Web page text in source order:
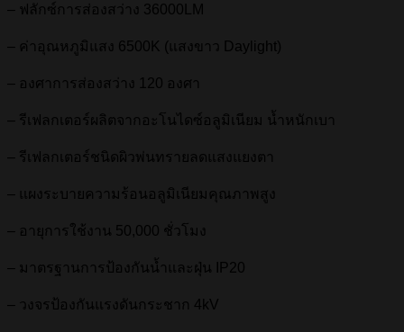
– ฟลักซ์การส่องสว่าง 36000LM
– ค่าอุณหภูมิแสง 6500K (แสงขาว Daylight)
– องศาการส่องสว่าง 120 องศา
– รีเฟลกเตอร์ผลิตจากอะโนไดซ์อลูมิเนียม น้ำหนักเบา
– รีเฟลกเตอร์ชนิดผิวพ่นทรายลดแสงแยงตา
– แผงระบายความร้อนอลูมิเนียมคุณภาพสูง
– อายุการใช้งาน 50,000 ชั่วโมง
– มาตรฐานการป้องกันน้ำและฝุ่น IP20
– วงจรป้องกันแรงดันกระชาก 4kV